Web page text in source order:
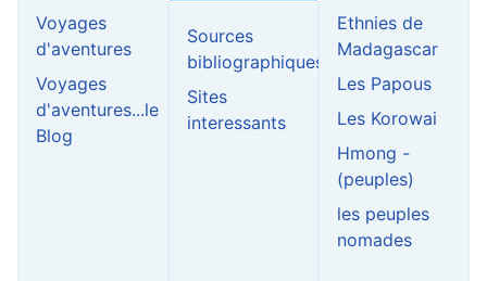
Voyages
d'aventures
Voyages
d'aventures...le
Blog
Sources
bibliographiques
Sites
interessants
Ethnies de
Madagascar
Les Papous
Les Korowai
Hmong -
(peuples)
les peuples
nomades